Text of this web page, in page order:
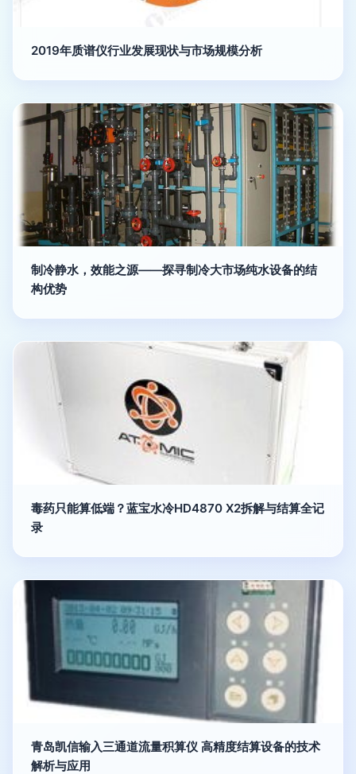
2019年质谱仪行业发展现状与市场规模分析
制冷静水，效能之源——探寻制冷大市场纯水设备的结
构优势
毒药只能算低端？蓝宝水冷HD4870 X2拆解与结算全记
录
青岛凯信输入三通道流量积算仪 高精度结算设备的技术
解析与应用